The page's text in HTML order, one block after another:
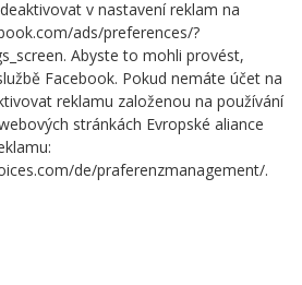
v nastavení reklam na
ads/preferences/?
Abyste to mohli provést,
Facebook. Pokud nemáte účet na
reklamu založenou na používání
stránkách Evropské aliance
de/praferenzmanagement/.